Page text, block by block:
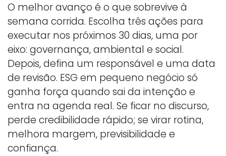
O melhor avanço é o que sobrevive à
semana corrida. Escolha três ações para
executar nos próximos 30 dias, uma por
eixo: governança, ambiental e social.
Depois, defina um responsável e uma data
de revisão. ESG em pequeno negócio só
ganha força quando sai da intenção e
entra na agenda real. Se ficar no discurso,
perde credibilidade rápido; se virar rotina,
melhora margem, previsibilidade e
confiança.